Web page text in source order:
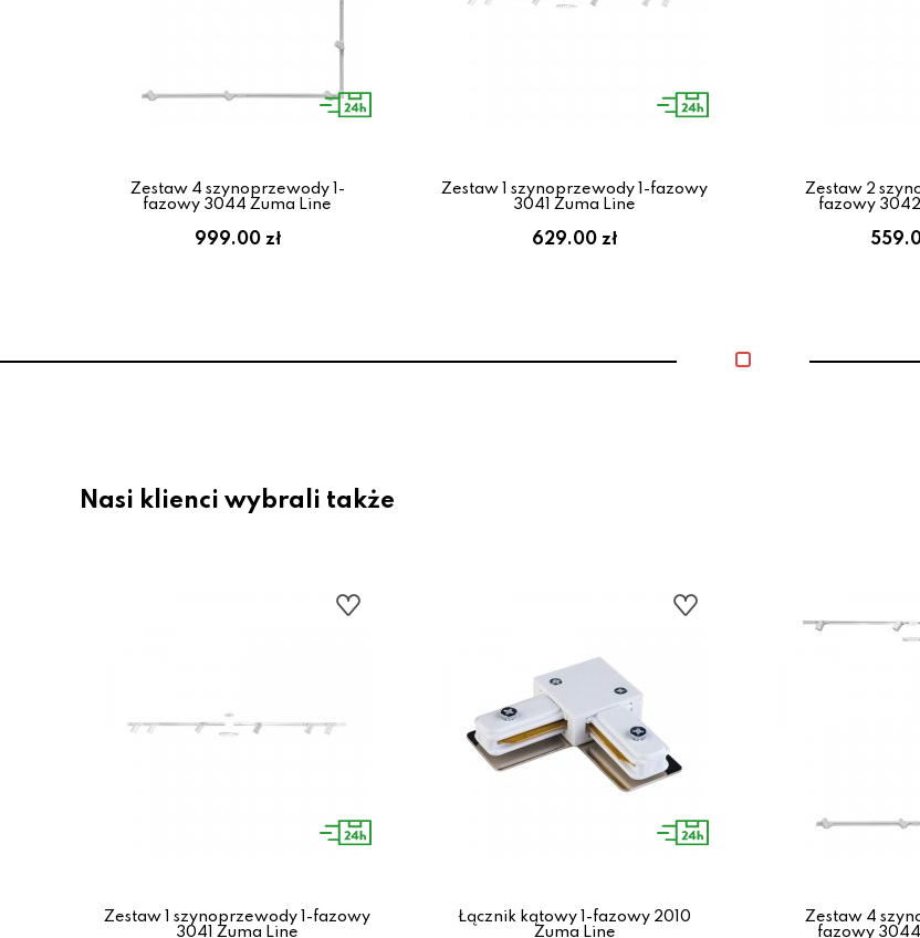
Zestaw 4 szynoprzewody 1-
fazowy 3044 Zuma Line
999.00 zł
Zestaw 1 szynoprzewody 1-fazowy
3041 Zuma Line
629.00 zł
Zestaw 2
fazowy
Nasi klienci wybrali także
Zestaw 1 szynoprzewody 1-fazowy
3041 Zuma Line
Łącznik kątowy 1-fazowy 2010
Zuma Line
Zestaw 4
fazowy